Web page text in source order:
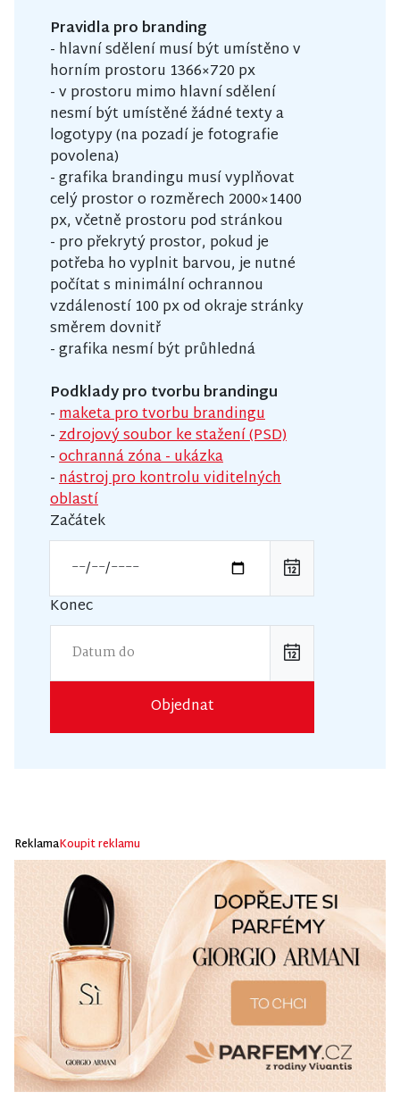
Pravidla pro branding
- hlavní sdělení musí být umístěno v
horním prostoru 1366×720 px
- v prostoru mimo hlavní sdělení
nesmí být umístěné žádné texty a
logotypy (na pozadí je fotografie
povolena)
- grafika brandingu musí vyplňovat
celý prostor o rozměrech 2000×1400
px, včetně prostoru pod stránkou
- pro překrytý prostor, pokud je
potřeba ho vyplnit barvou, je nutné
počítat s minimální ochrannou
vzdáleností 100 px od okraje stránky
směrem dovnitř
- grafika nesmí být průhledná
Podklady pro tvorbu brandingu
-maketa pro tvorbu brandingu
-zdrojový soubor ke stažení (PSD)
-ochranná zóna - ukázka
-nástroj pro kontrolu viditelných
oblastí
Začátek
Konec
Objednat
ReklamaKoupit reklamu